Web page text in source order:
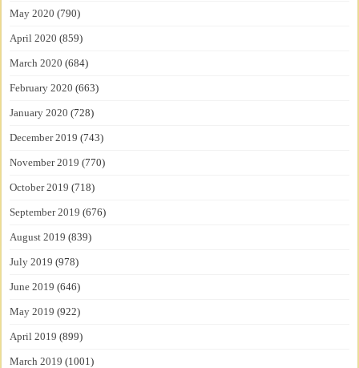
May 2020 (790)
April 2020 (859)
March 2020 (684)
February 2020 (663)
January 2020 (728)
December 2019 (743)
November 2019 (770)
October 2019 (718)
September 2019 (676)
August 2019 (839)
July 2019 (978)
June 2019 (646)
May 2019 (922)
April 2019 (899)
March 2019 (1001)